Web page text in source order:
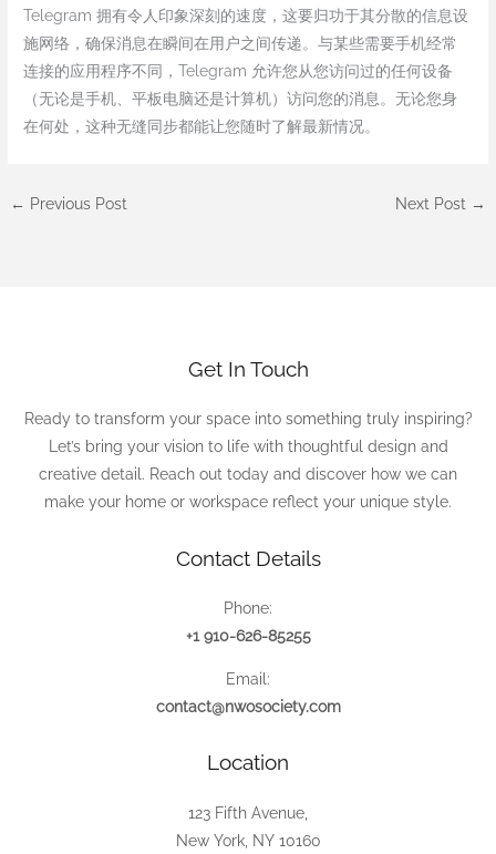
Telegram 拥有令人印象深刻的速度，这要归功于其分散的信息设
施网络，确保消息在瞬间在用户之间传递。与某些需要手机经常
连接的应用程序不同，Telegram 允许您从您访问过的任何设备
（无论是手机、平板电脑还是计算机）访问您的消息。无论您身
在何处，这种无缝同步都能让您随时了解最新情况。
← Previous Post Next Post →
Get In Touch
Ready to transform your space into something truly inspiring?
Let’s bring your vision to life with thoughtful design and
creative detail. Reach out today and discover how we can
make your home or workspace reflect your unique style.
Contact Details
Phone:
+1 910-626-85255
Email:
contact@nwosociety.com
Location
123 Fifth Avenue,
New York, NY 10160